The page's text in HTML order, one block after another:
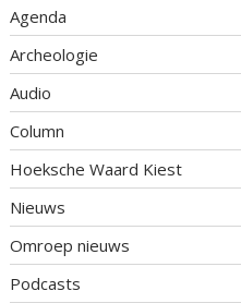
Agenda
Archeologie
Audio
Column
Hoeksche Waard Kiest
Nieuws
Omroep nieuws
Podcasts